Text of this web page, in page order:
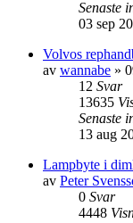
Senaste
03 sep
Volvos
av wannabe »
12 Svar
13635
Senaste
13 aug
Lampbyte i
av Peter
0 Svar
4448